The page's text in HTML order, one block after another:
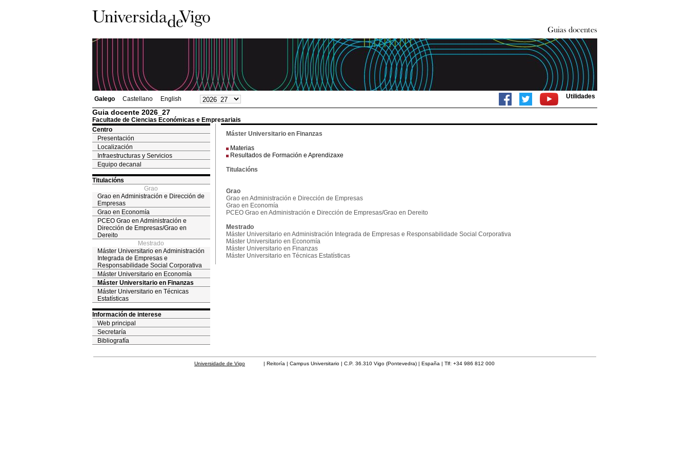
Galego Castellano English Utilidades
Guia docente 2026_27
Facultade de Ciencias Económicas e Empresariais
Centro
Presentación
Localización
Infraestructuras y Servicios
Equipo decanal
Titulacións
Grao
Grao en Administración e Dirección de
Empresas
Grao en Economía
PCEO Grao en Administración e
Dirección de Empresas/Grao en
Dereito
Mestrado
Máster Universitario en Administración
Integrada de Empresas e
Responsabilidade Social Corporativa
Máster Universitario en Economía
Máster Universitario en Finanzas
Máster Universitario en Técnicas
Estatísticas
Información de interese
Web principal
Secretaría
Bibliografía
Máster Universitario en Finanzas
Materias
Resultados de Formación e Aprendizaxe
Titulacións
Grao
Grao en Administración e Dirección de Empresas
Grao en Economía
PCEO Grao en Administración e Dirección de Empresas/Grao en Dereito
Mestrado
Máster Universitario en Administración Integrada de Empresas e Responsabilidade Social Corporativa
Máster Universitario en Economía
Máster Universitario en Finanzas
Máster Universitario en Técnicas Estatísticas
Universidade de Vigo | Reitoría | Campus Universitario | C.P. 36.310 Vigo (Pontevedra) | España | Tlf: +34 986 812 000